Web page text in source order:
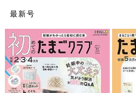
最新号